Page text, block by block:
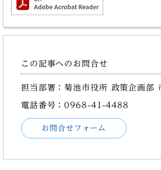
この記事へのお問合せ
担当部署：菊池市役所 政策企画部
電話番号：0968-41-4488
お問合せフォーム